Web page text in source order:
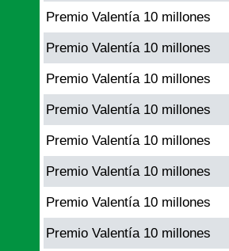
Premio Valentía 10 millones
Premio Valentía 10 millones
Premio Valentía 10 millones
Premio Valentía 10 millones
Premio Valentía 10 millones
Premio Valentía 10 millones
Premio Valentía 10 millones
Premio Valentía 10 millones